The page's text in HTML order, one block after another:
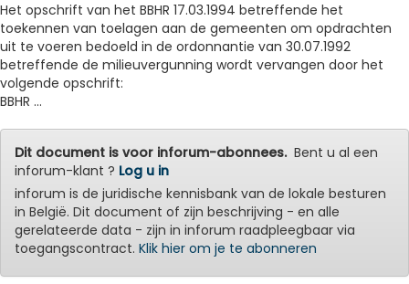
Het opschrift van het BBHR 17.03.1994 betreffende het
toekennen van toelagen aan de gemeenten om opdrachten
uit te voeren bedoeld in de ordonnantie van 30.07.1992
betreffende de milieuvergunning wordt vervangen door het
volgende opschrift:
BBHR ...
Dit document is voor inforum-abonnees.Bent u al een
inforum-klant ? Log u in
inforum is de juridische kennisbank van de lokale besturen
in België. Dit document of zijn beschrijving - en alle
gerelateerde data - zijn in inforum raadpleegbaar via
toegangscontract. Klik hier om je te abonneren